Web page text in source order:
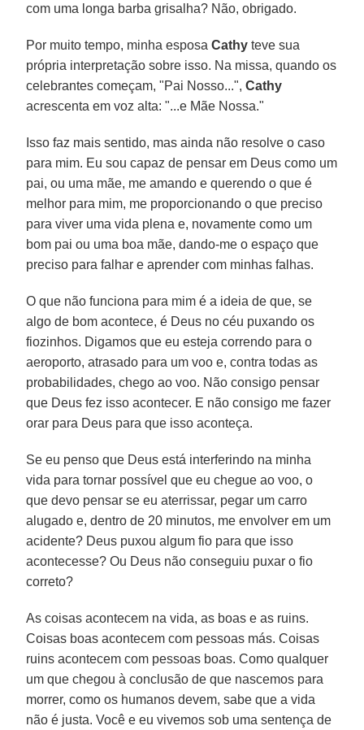
com uma longa barba grisalha? Não, obrigado.
Por muito tempo, minha esposaCathy teve sua
própria interpretação sobre isso. Na missa, quando os
celebrantes começam, "Pai Nosso...",Cathy
acrescenta em voz alta: "...e Mãe Nossa."
Isso faz mais sentido, mas ainda não resolve o caso
para mim. Eu sou capaz de pensar em Deus como um
pai, ou uma mãe, me amando e querendo o que é
melhor para mim, me proporcionando o que preciso
para viver uma vida plena e, novamente como um
bom pai ou uma boa mãe, dando-me o espaço que
preciso para falhar e aprender com minhas falhas.
O que não funciona para mim é a ideia de que, se
algo de bom acontece, é Deus no céu puxando os
fiozinhos. Digamos que eu esteja correndo para o
aeroporto, atrasado para um voo e, contra todas as
probabilidades, chego ao voo. Não consigo pensar
que Deus fez isso acontecer. E não consigo me fazer
orar para Deus para que isso aconteça.
Se eu penso que Deus está interferindo na minha
vida para tornar possível que eu chegue ao voo, o
que devo pensar se eu aterrissar, pegar um carro
alugado e, dentro de 20 minutos, me envolver em um
acidente? Deus puxou algum fio para que isso
acontecesse? Ou Deus não conseguiu puxar o fio
correto?
As coisas acontecem na vida, as boas e as ruins.
Coisas boas acontecem com pessoas más. Coisas
ruins acontecem com pessoas boas. Como qualquer
um que chegou à conclusão de que nascemos para
morrer, como os humanos devem, sabe que a vida
não é justa. Você e eu vivemos sob uma sentença de